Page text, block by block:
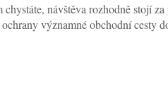
chystáte, návštěva rozhodně stojí
významné obchodní cesty